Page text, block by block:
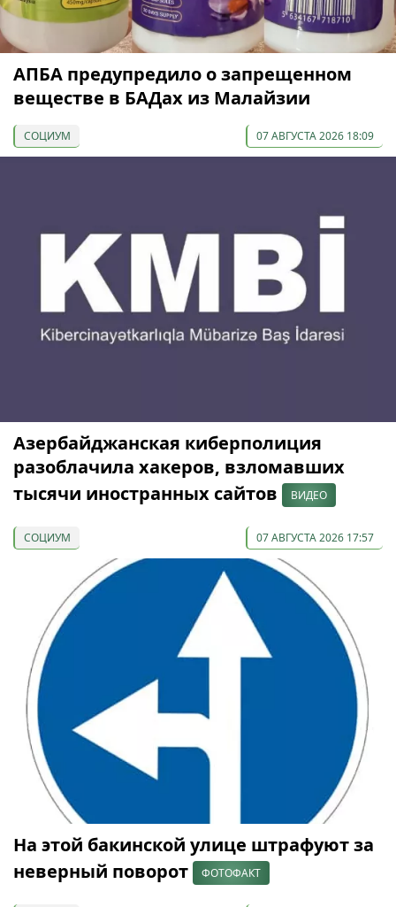
АПБА предупредило о запрещенном
веществе в БАДах из Малайзии
СОЦИУМ 07 АВГУСТА 2026 18:09
Азербайджанская киберполиция
разоблачила хакеров, взломавших
тысячи иностранных сайтов
ВИДЕО
СОЦИУМ 07 АВГУСТА 2026 17:57
На этой бакинской улице штрафуют за
неверный поворот
ФОТОФАКТ